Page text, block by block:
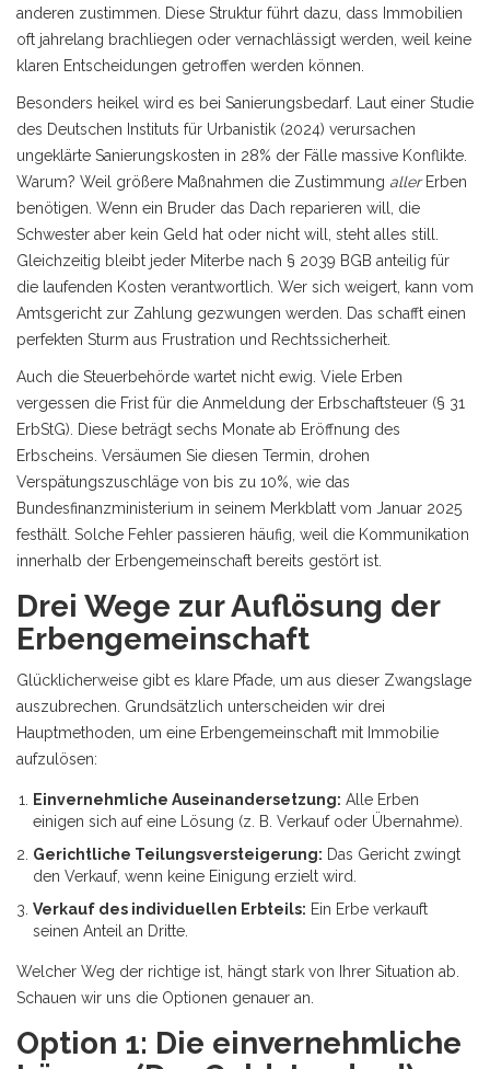
anderen zustimmen. Diese Struktur führt dazu, dass Immobilien
oft jahrelang brachliegen oder vernachlässigt werden, weil keine
klaren Entscheidungen getroffen werden können.
Besonders heikel wird es bei Sanierungsbedarf. Laut einer Studie
des Deutschen Instituts für Urbanistik (2024) verursachen
ungeklärte Sanierungskosten in 28% der Fälle massive Konflikte.
Warum? Weil größere Maßnahmen die Zustimmung allerErben
benötigen. Wenn ein Bruder das Dach reparieren will, die
Schwester aber kein Geld hat oder nicht will, steht alles still.
Gleichzeitig bleibt jeder Miterbe nach § 2039 BGB anteilig für
die laufenden Kosten verantwortlich. Wer sich weigert, kann vom
Amtsgericht zur Zahlung gezwungen werden. Das schafft einen
perfekten Sturm aus Frustration und Rechtssicherheit.
Auch die Steuerbehörde wartet nicht ewig. Viele Erben
vergessen die Frist für die Anmeldung der Erbschaftsteuer (§ 31
ErbStG). Diese beträgt sechs Monate ab Eröffnung des
Erbscheins. Versäumen Sie diesen Termin, drohen
Verspätungszuschläge von bis zu 10%, wie das
Bundesfinanzministerium in seinem Merkblatt vom Januar 2025
festhält. Solche Fehler passieren häufig, weil die Kommunikation
innerhalb der Erbengemeinschaft bereits gestört ist.
Drei Wege zur Auflösung der
Erbengemeinschaft
Glücklicherweise gibt es klare Pfade, um aus dieser Zwangslage
auszubrechen. Grundsätzlich unterscheiden wir drei
Hauptmethoden, um eine Erbengemeinschaft mit Immobilie
aufzulösen:
Einvernehmliche Auseinandersetzung: Alle Erben
einigen sich auf eine Lösung (z. B. Verkauf oder Übernahme).
Gerichtliche Teilungsversteigerung: Das Gericht zwingt
den Verkauf, wenn keine Einigung erzielt wird.
Verkauf des individuellen Erbteils: Ein Erbe verkauft
seinen Anteil an Dritte.
Welcher Weg der richtige ist, hängt stark von Ihrer Situation ab.
Schauen wir uns die Optionen genauer an.
Option 1: Die einvernehmliche